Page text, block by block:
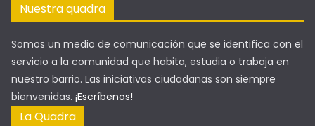
Nuestra quadra
Somos un medio de comunicación que se identifica con el
servicio a la comunidad que habita, estudia o trabaja en
nuestro barrio. Las iniciativas ciudadanas son siempre
bienvenidas. ¡Escríbenos!
La Quadra